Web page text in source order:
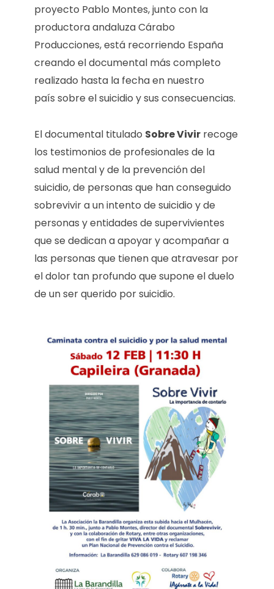
proyecto Pablo Montes, junto con la
productora andaluza Cárabo
Producciones, está recorriendo España
creando el documental más completo
realizado hasta la fecha en nuestro
país sobre el suicidio y sus consecuencias.
El documental titulado Sobre Vivir recoge
los testimonios de profesionales de la
salud mental y de la prevención del
suicidio, de personas que han conseguido
sobrevivir a un intento de suicidio y de
personas y entidades de supervivientes
que se dedican a apoyar y acompañar a
las personas que tienen que atravesar por
el dolor tan profundo que supone el duelo
de un ser querido por suicidio.